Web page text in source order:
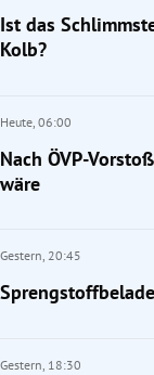
Ist das
Kolb?
Heute, 06:00
Nach ÖVP-
wäre
Gestern, 20:45
Gestern, 18:30